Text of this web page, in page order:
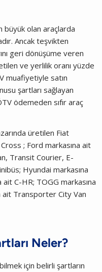
büyük olan araçlarda
Ancak teşvikten
geri dönüşüme veren
ve yerlilik oranı yüzde
muafiyetiyle satın
şartları sağlayan
ödemeden sıfır araç
üretilen Fiat
; Ford markasına ait
Transit Courier, E-
Hyundai markasına
C-HR; TOGG markasına
ait Transporter City Van
Neler?
için belirli şartların